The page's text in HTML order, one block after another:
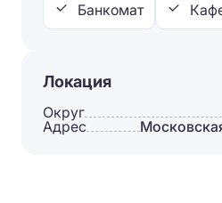
Банкомат
Локация
Округ
Адрес